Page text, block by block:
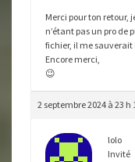
Merci pour ton retour,
n’étant pas un pro de
fichier, il me sauverait
Encore merci,
😉
2 septembre 2024 à 23 h
lolo
Invité